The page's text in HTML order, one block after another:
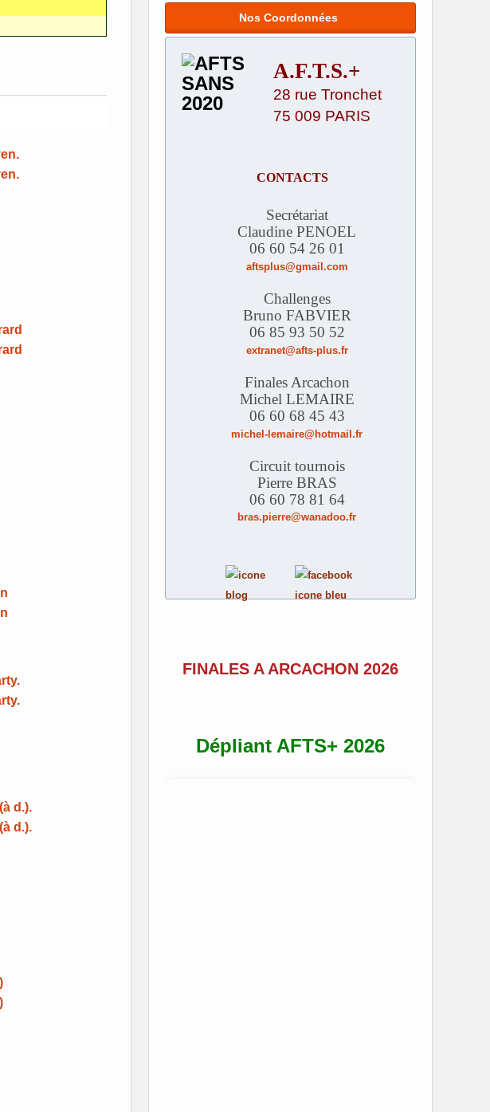
Nos Coordonnées
A.F.T.S.+
28 rue Tronchet
75 009 PARIS
CONTACTS
Secrétariat
Claudine PENOEL
06 60 54 26 01
aftsplus@gmail.com
Challenges
Bruno FABVIER
06 85 93 50 52
extranet@afts-plus.fr
Finales Arcachon
Michel LEMAIRE
06 60 68 45 43
michel-lemaire@hotmail.fr
Circuit tournois
Pierre BRAS
06 60 78 81 64
bras.pierre@wanadoo.fr
FINALES A ARCACHON 2026
Dépliant AFTS+ 2026